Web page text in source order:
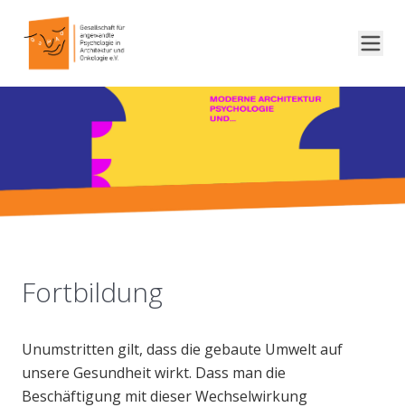
Fortbildung
Unumstritten gilt, dass die gebaute Umwelt auf
unsere Gesundheit wirkt. Dass man die
Beschäftigung mit dieser Wechselwirkung